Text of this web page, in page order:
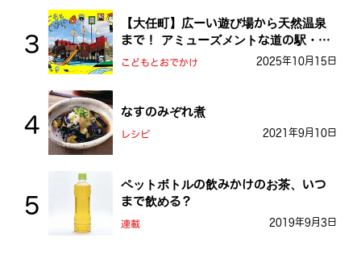
【大任町】広ーい遊び場から天然温泉
まで！ アミューズメントな道の駅・お
おとう桜街道
こどもとおでかけ 2025年10月15日
なすのみぞれ煮
レシピ 2021年9月10日
ペットボトルの飲みかけのお茶、いつ
まで飲める？
連載 2019年9月3日